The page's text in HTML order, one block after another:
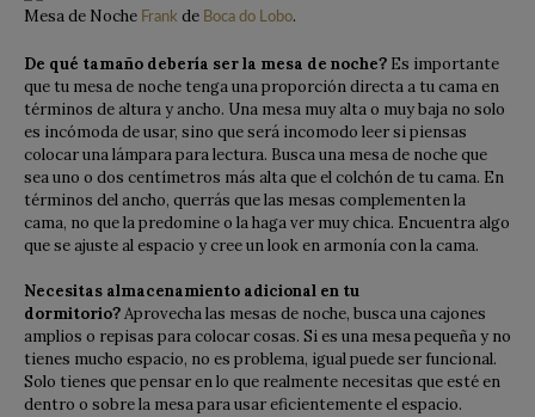
Mesa de Noche Frank de Boca do Lobo.
De qué tamaño debería ser la mesa de noche? Es importante
que tu mesa de noche tenga una proporción directa a tu cama en
términos de altura y ancho. Una mesa muy alta o muy baja no solo
es incómoda de usar, sino que será incomodo leer si piensas
colocar una lámpara para lectura. Busca una mesa de noche que
sea uno o dos centímetros más alta que el colchón de tu cama. En
términos del ancho, querrás que las mesas complementen la
cama, no que la predomine o la haga ver muy chica. Encuentra algo
que se ajuste al espacio y cree un look en armonía con la cama.
Necesitas almacenamiento adicional en tu
dormitorio?Aprovecha las mesas de noche, busca una cajones
amplios o repisas para colocar cosas. Si es una mesa pequeña y no
tienes mucho espacio, no es problema, igual puede ser funcional.
Solo tienes que pensar en lo que realmente necesitas que esté en
dentro o sobre la mesa para usar eficientemente el espacio.